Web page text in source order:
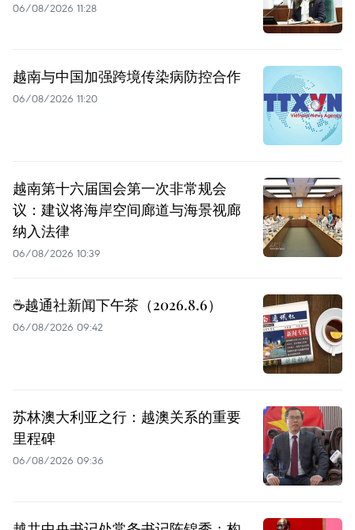
06/08/2026 11:28
越南与中国加强跨境传染病防控合作
06/08/2026 11:20
越南第十六届国会第一次非常规会
议：建议将海岸空间廊道与海景视廊
纳入法律
06/08/2026 10:39
☕️越通社新闻下午茶（2026.8.6）
06/08/2026 09:42
苏林澳大利亚之行：越澳关系的重要
里程碑
06/08/2026 09:36